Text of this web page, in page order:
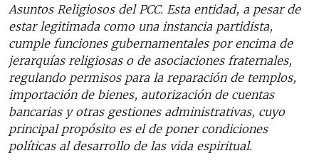
Asuntos Religiosos del PCC. Esta entidad, a pesar de
estar legitimada como una instancia partidista,
cumple funciones gubernamentales por encima de
jerarquías religiosas o de asociaciones fraternales,
regulando permisos para la reparación de templos,
importación de bienes, autorización de cuentas
bancarias y otras gestiones administrativas, cuyo
principal propósito es el de poner condiciones
políticas al desarrollo de las vida espiritual.